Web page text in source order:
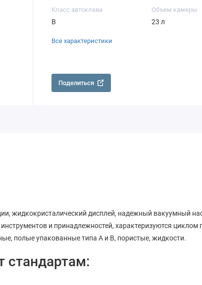
Класс автоклава
B
Объем камеры
23 л
Все характеристики
Поделиться
жидкокристалический дисплей, надежный вакуумный
и принадлежностей, характеризуются
полые упакованные типа A и B, пористые, жидкости.
стандартам: